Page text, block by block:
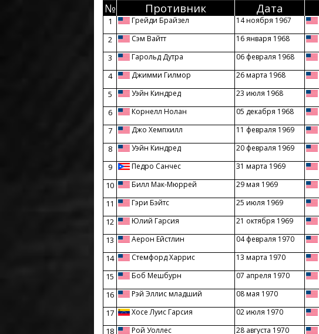
№ Противник Дата
1 Грейди Брайзел 14 ноября 1967
2
Сэм Вайтт 16 января 1968
3
Гарольд Дутра 06 февраля 1968
4
Джимми Гилмор 26 марта 1968
5
Уэйн Киндред 23 июля 1968
6
Корнелл Нолан 05 декабря 1968
7
Джо Хемпхилл 11 февраля 1969
8
Уэйн Киндред 20 февраля 1969
9
Педро Санчес 31 марта 1969
10
Билл Мак-Мюррей 29 мая 1969
11
Гэри Бэйтс 25 июля 1969
12
Юлий Гарсия 21 октября 1969
13
Аерон Ейстлин 04 февраля 1970
14
Стемфорд Харрис 13 марта 1970
15
Боб Мешбурн 07 апреля 1970
16
Рэй Эллис младший 08 мая 1970
17
Хосе Луис Гарсия 02 июля 1970
18
Рой Уоллес 28 августа 1970